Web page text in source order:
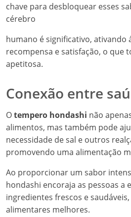
chave para desbloquear esses
cérebro
humano é significativo, ativando
recompensa e satisfação, o que
apetitosa.
Conexão entre
Otempero hondashi não
alimentos, mas também pode
necessidade de sal e outros
promovendo uma alimentação
Ao proporcionar um sabor
hondashi encoraja as pessoas a
ingredientes frescos e
alimentares melhores.